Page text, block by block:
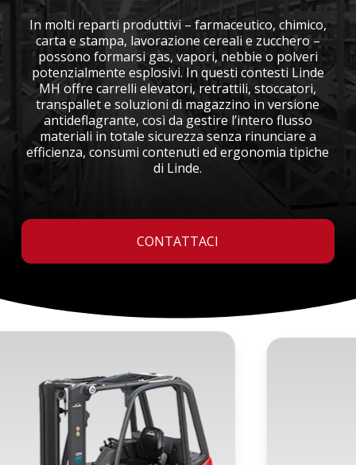
In molti reparti produttivi – farmaceutico, chimico,
carta e stampa, lavorazione cereali e zucchero –
possono formarsi gas, vapori, nebbie o polveri
potenzialmente esplosivi. In questi contesti Linde
MH offre carrelli elevatori, retrattili, stoccatori,
transpallet e soluzioni di magazzino in versione
antideflagrante, così da gestire l’intero flusso
materiali in totale sicurezza senza rinunciare a
efficienza, consumi contenuti ed ergonomia tipiche
di Linde.
CONTATTACI